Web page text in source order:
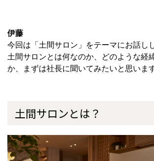
伊藤
今回は「土間サロン」をテーマにお話し
土間サロンとは何なのか、どのような経
か、まずは社長に聞いてみたいと思います
土間サロンとは？